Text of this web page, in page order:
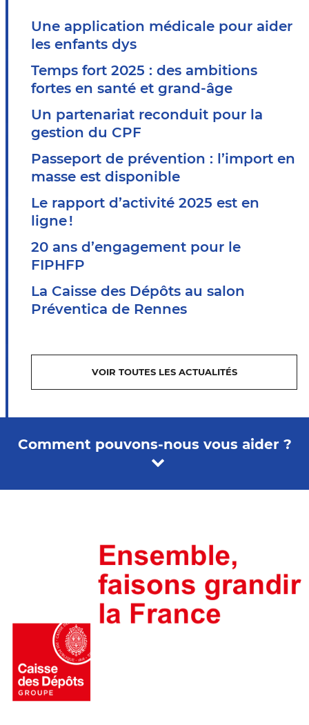
Une application médicale pour aider
les enfants dys
Temps fort 2025 : des ambitions
fortes en santé et grand-âge
Un partenariat reconduit pour la
gestion du CPF
Passeport de prévention : l’import en
masse est disponible
Le rapport d’activité 2025 est en
ligne !
20 ans d’engagement pour le
FIPHFP
La Caisse des Dépôts au salon
Préventica de Rennes
VOIR TOUTES LES ACTUALITÉS